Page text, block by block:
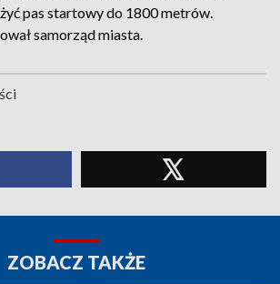
pas startowy do 1800 metrów.
samorząd miasta.
ZOBACZ TAKŻE